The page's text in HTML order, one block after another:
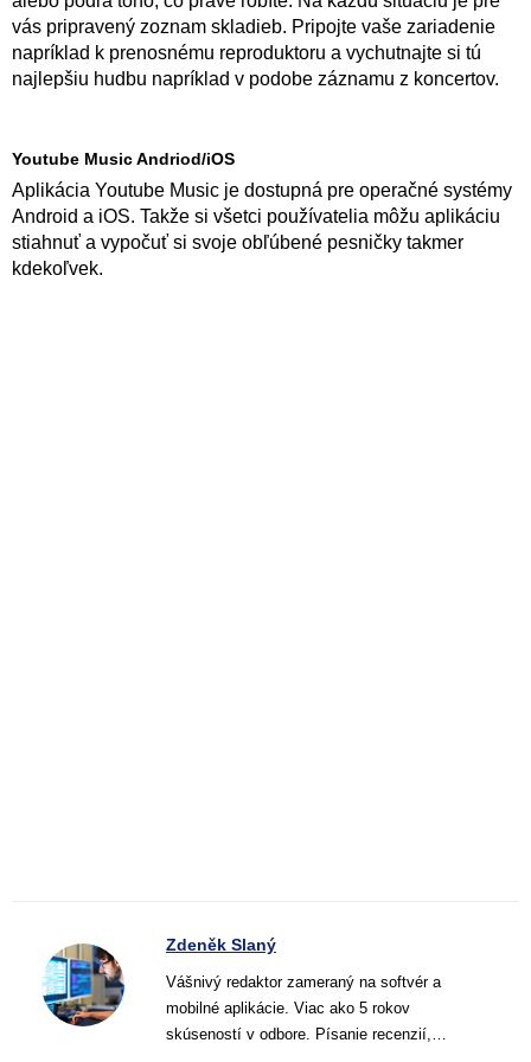
vás pripravený zoznam skladieb. Pripojte vaše zariadenie
napríklad k prenosnému reproduktoru a vychutnajte si tú
najlepšiu hudbu napríklad v podobe záznamu z koncertov.
Youtube Music Andriod/iOS
Aplikácia Youtube Music je dostupná pre operačné systémy
Android a iOS. Takže si všetci používatelia môžu aplikáciu
stiahnuť a vypočuť si svoje obľúbené pesničky takmer
kdekoľvek.
Zdeněk Slaný
Vášnivý redaktor zameraný na softvér a
mobilné aplikácie. Viac ako 5 rokov
skúseností v odbore. Písanie recenzií,